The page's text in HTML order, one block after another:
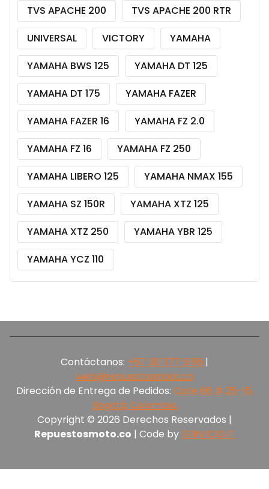
TVS APACHE 200
TVS APACHE 200 RTR
UNIVERSAL
VICTORY
YAMAHA
YAMAHA BWS 125
YAMAHA DT 125
YAMAHA DT 175
YAMAHA FAZER
YAMAHA FAZER 16
YAMAHA FZ 2.0
YAMAHA FZ 16
YAMAHA FZ 250
YAMAHA LIBERO 125
YAMAHA NMAX 155
YAMAHA SZ 150R
YAMAHA XTZ 125
YAMAHA XTZ 250
YAMAHA YBR 125
YAMAHA YCZ 110
Contáctanos: +57 301 177 5165‬ |
web@repuestosmoto.co
Dirección de Entrega de Pedidos: Calle 66 # 25-15,
Bogotá, Colombia.
Copyright © 2026 Derechos Reservados |
Repuestosmoto.co | Code bySERVICIO.IT